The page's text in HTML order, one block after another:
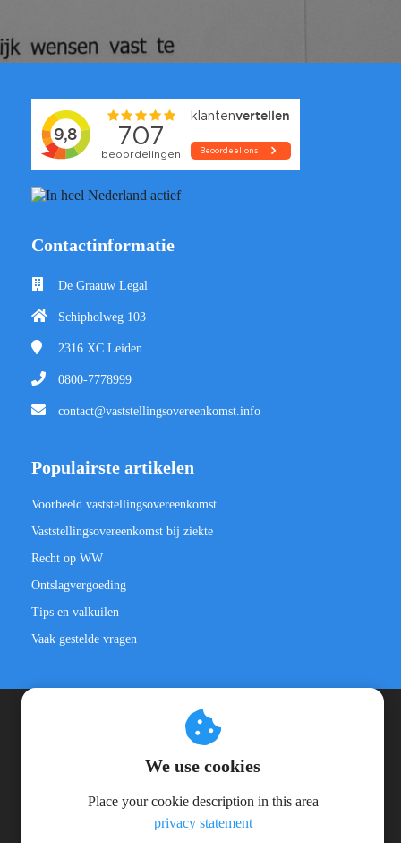
Contactinformatie
De Graauw Legal
Schipholweg 103
2316 XC Leiden
0800-7778999
contact@vaststellingsovereenkomst.info
Populairste artikelen
Voorbeeld vaststellingsovereenkomst
Vaststellingsovereenkomst bij ziekte
Recht op WW
Ontslagvergoeding
Tips en valkuilen
Vaak gestelde vragen
© 2025 De Graauw Legal
We use cookies
Place your cookie description in this area
privacy statement